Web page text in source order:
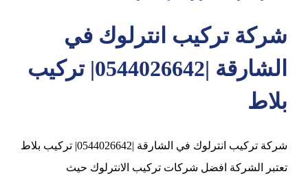
شركة تركيب انترلوك في
الشارقة |0544026642| تركيب
بلاط
شركة تركيب انترلوك في الشارقة |0544026642| تركيب بلاط
تعتبر الشركة افضل شركات تركيب الانترلوك حيث